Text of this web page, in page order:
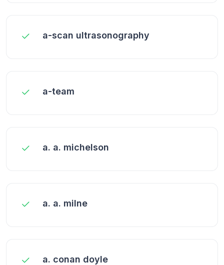
a-scan ultrasonography
a-team
a. a. michelson
a. a. milne
a. conan doyle